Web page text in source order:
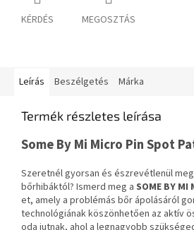
KÉRDÉS MEGOSZTÁS
Leírás Beszélgetés Márka
Termék részletes leírása
Some By Mi Micro Pin Spot
Szeretnél gyorsan és észrevétlenül
bőrhibáktól? Ismerd meg a SOME BY
et, amely a problémás bőr ápolásáról
technológiának köszönhetően az aktív